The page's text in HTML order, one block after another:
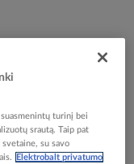
turinį bei
srautą. Taip pat
su savo
Elektrobalt privatumo